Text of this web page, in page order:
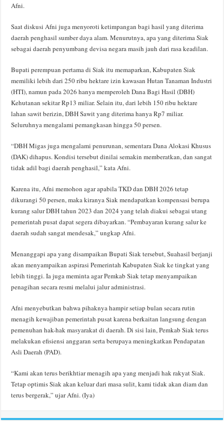
Afni.
Saat diskusi Afni juga menyoroti ketimpangan bagi hasil yang diterima
daerah penghasil sumber daya alam. Menurutnya, apa yang diterima Siak
sebagai daerah penyumbang devisa negara masih jauh dari rasa keadilan.
Bupati perempuan pertama di Siak itu memaparkan, Kabupaten Siak
memiliki lebih dari 250 ribu hektare izin kawasan Hutan Tanaman Industri
(HTI), namun pada 2026 hanya memperoleh Dana Bagi Hasil (DBH)
Kehutanan sekitar Rp13 miliar. Selain itu, dari lebih 150 ribu hektare
lahan sawit berizin, DBH Sawit yang diterima hanya Rp7 miliar.
Seluruhnya mengalami pemangkasan hingga 50 persen.
“DBH Migas juga mengalami penurunan, sementara Dana Alokasi Khusus
(DAK) dihapus. Kondisi tersebut dinilai semakin memberatkan, dan sangat
tidak adil bagi daerah penghasil,” kata Afni.
Karena itu, Afni memohon agar apabila TKD dan DBH 2026 tetap
dikurangi 50 persen, maka kiranya Siak mendapatkan kompensasi berupa
kurang salur DBH tahun 2023 dan 2024 yang telah diakui sebagai utang
pemerintah pusat dapat segera dibayarkan. “Pembayaran kurang salur ke
daerah sudah sangat mendesak,” ungkap Afni.
Menanggapi apa yang disampaikan Bupati Siak tersebut, Suahasil berjanji
akan menyampaikan aspirasi Pemerintah Kabupaten Siak ke tingkat yang
lebih tinggi. Ia juga meminta agar Pemkab Siak tetap menyampaikan
penagihan secara resmi melalui jalur administrasi.
Afni menyebutkan bahwa pihaknya hampir setiap bulan secara rutin
menagih kewajiban pemerintah pusat karena berkaitan langsung dengan
pemenuhan hak-hak masyarakat di daerah. Di sisi lain, Pemkab Siak terus
melakukan efisiensi anggaran serta berupaya meningkatkan Pendapatan
Asli Daerah (PAD).
“Kami akan terus berikhtiar menagih apa yang menjadi hak rakyat Siak.
Tetap optimis Siak akan keluar dari masa sulit, kami tidak akan diam dan
terus bergerak,” ujar Afni. (Iya)